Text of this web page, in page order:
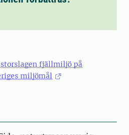
fjällmiljö på
miljömål